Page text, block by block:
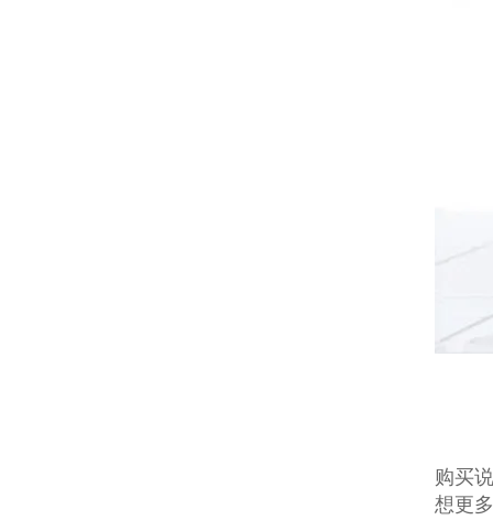
购买
想更